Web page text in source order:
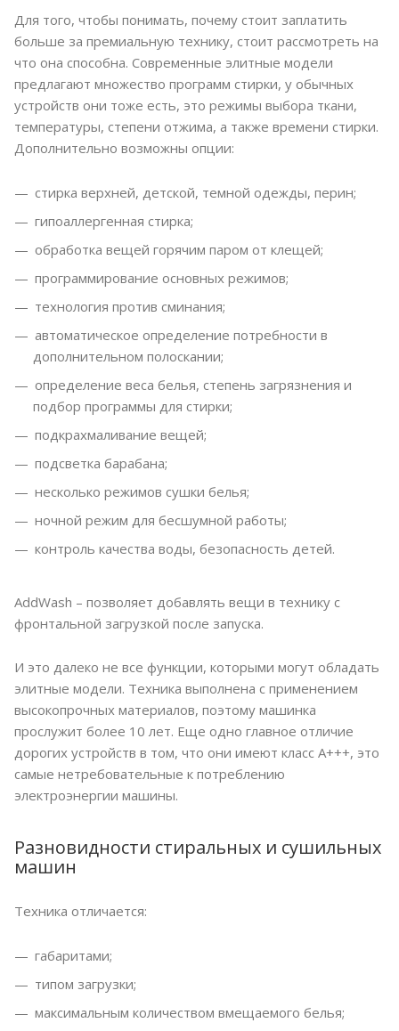
Для того, чтобы понимать, почему стоит заплатить
больше за премиальную технику, стоит рассмотреть на
что она способна. Современные элитные модели
предлагают множество программ стирки, у обычных
устройств они тоже есть, это режимы выбора ткани,
температуры, степени отжима, а также времени стирки.
Дополнительно возможны опции:
стирка верхней, детской, темной одежды, перин;
гипоаллергенная стирка;
обработка вещей горячим паром от клещей;
программирование основных режимов;
технология против сминания;
автоматическое определение потребности в
дополнительном полоскании;
определение веса белья, степень загрязнения и
подбор программы для стирки;
подкрахмаливание вещей;
подсветка барабана;
несколько режимов сушки белья;
ночной режим для бесшумной работы;
контроль качества воды, безопасность детей.
AddWash – позволяет добавлять вещи в технику с
фронтальной загрузкой после запуска.
И это далеко не все функции, которыми могут обладать
элитные модели. Техника выполнена с применением
высокопрочных материалов, поэтому машинка
прослужит более 10 лет. Еще одно главное отличие
дорогих устройств в том, что они имеют класс А+++, это
самые нетребовательные к потреблению
электроэнергии машины.
Разновидности стиральных и сушильных
машин
Техника отличается:
габаритами;
типом загрузки;
максимальным количеством вмещаемого белья;